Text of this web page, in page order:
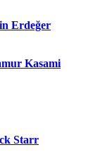
Erdeğer
Kasami
Starr